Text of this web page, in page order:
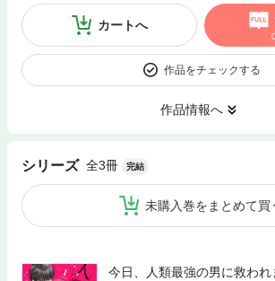
カートへ
作品をチェックする
作品情報へ
シリーズ 全3冊 完結
未購入巻をまとめて買
今日、人類最強の男に救わ